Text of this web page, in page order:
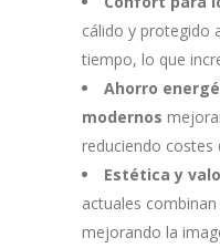
cálido y protegido
tiempo, lo que
Ahorro
modernos
reduciendo costes
Estética y
actuales
mejorando la